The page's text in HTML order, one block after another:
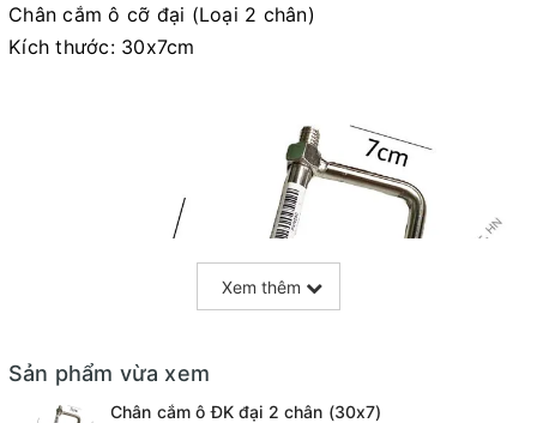
Chân cắm ô cỡ đại (Loại 2 chân)
Kích thước: 30x7cm
Xem thêm
Sản phẩm vừa xem
Chân cắm ô ĐK đại 2 chân (30x7)